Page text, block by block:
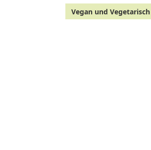
Vegan und Vegetarisch